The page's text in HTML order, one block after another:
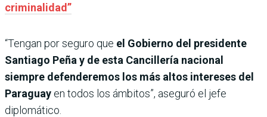
criminalidad”
“Tengan por seguro que el Gobierno del presidente
Santiago Peña y de esta Cancillería nacional
siempre defenderemos los más altos intereses del
Paraguay en todos los ámbitos”, aseguró el jefe
diplomático.